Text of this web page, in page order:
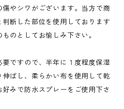
やシワがございます。当方で商
断した部位を使用しております
のとしてお愉しみ下さい。
ですので、半年に１度程度保湿
ばし、柔らかい布を使用して乾
みで防水スプレーをご使用下さ